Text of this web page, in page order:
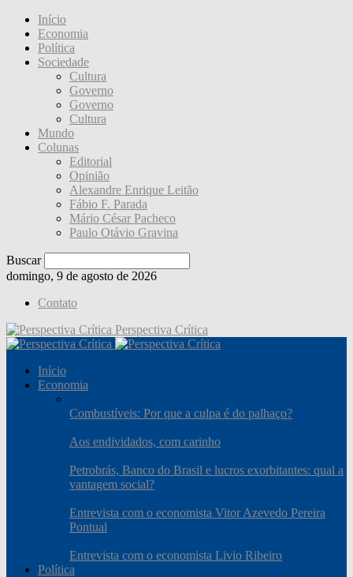
Início
Economia
Política
Sociedade
Cultura
Governo
Governo
Cultura
Mundo
Colunas
Editorial
Opinião
Alexandre Enrique Leitão
Fábio F. Parada
Mário César Pacheco
Paulo Otávio Gravina
Buscar
domingo, 9 de agosto de 2026
Contato
Perspectiva Crítica
Início
Economia
Combustíveis: Por que a culpa é do palhaço?
Aos endividados, com carinho
Petrobrás, Banco do Brasil e lucros exorbitantes: qual a
vantagem social?
Entrevista com o economista Vitor Azevedo Pereira
Pontual
Entrevista com o economista Livio Ribeiro
Política